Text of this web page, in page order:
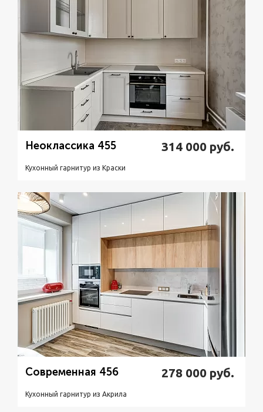
Неоклассика 455 314 000 руб.
Кухонный гарнитур из Краски
Подробнее Узнать стоимость
Современная 456 278 000 руб.
Кухонный гарнитур из Акрилa